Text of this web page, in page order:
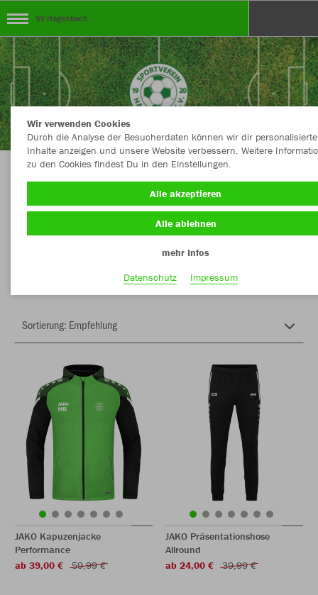
SV Hagenbach
Dein Teamshop des SV Hagenbach - Abteilung
Jugend powered by Sport Schädler
Farbe
JAKO Kapuzenjacke
Performance
ab 39,00 €
59,99 €
JAKO Präsentationshose
Allround
ab 24,00 €
39,99 €
Wir verwenden Cookies
Durch die Analyse der Besucherdaten können wir dir personalisierte
Inhalte anzeigen und unsere Website verbessern. Weitere
zu den Cookies findest Du in den Einstellungen.
Alle akzeptieren
Alle ablehnen
mehr Infos
Datenschutz
Impressum